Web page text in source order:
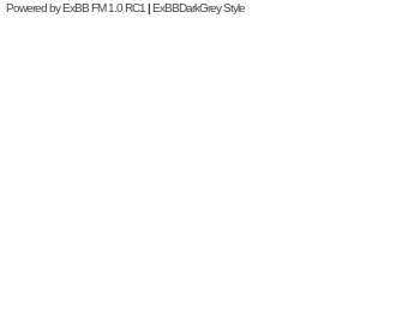
Powered byExBB FM 1.0 RC1 | ExBBDarkGreyStyle